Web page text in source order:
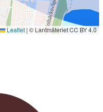
Leaflet | © Lantmäteriet CC BY 4.0